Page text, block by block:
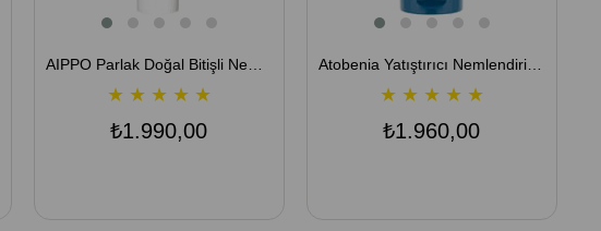
★ ★ ★ ★ ★
₺1.990,00
Atobenia Yatıştırıcı Nemlendirici Cica Krem - Derma Shield Cream 150 ML
★ ★ ★ ★ ★
₺1.960,00